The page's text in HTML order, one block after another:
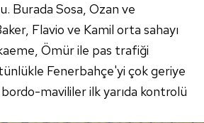
Burada Sosa, Ozan ve
Flavio ve Kamil orta sahayı
Ömür ile pas trafiği
Fenerbahçe'yi çok geriye
mavililer ilk yarıda kontrolü